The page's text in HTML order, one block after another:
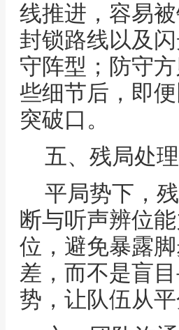
线推进，容易
封锁路线以及
守阵型；防守
些细节后，即
突破口。
五、残局处
平局势下，
断与听声辨位
位，避免暴露
差，而不是盲
势，让队伍从平